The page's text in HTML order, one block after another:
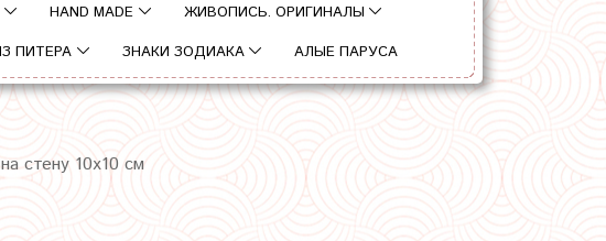
HAND MADE
ЖИВОПИСЬ. ОРИГИНАЛЫ
ПИТЕРА ЗНАКИ ЗОДИАКА АЛЫЕ ПАРУСА
стену 10х10 см